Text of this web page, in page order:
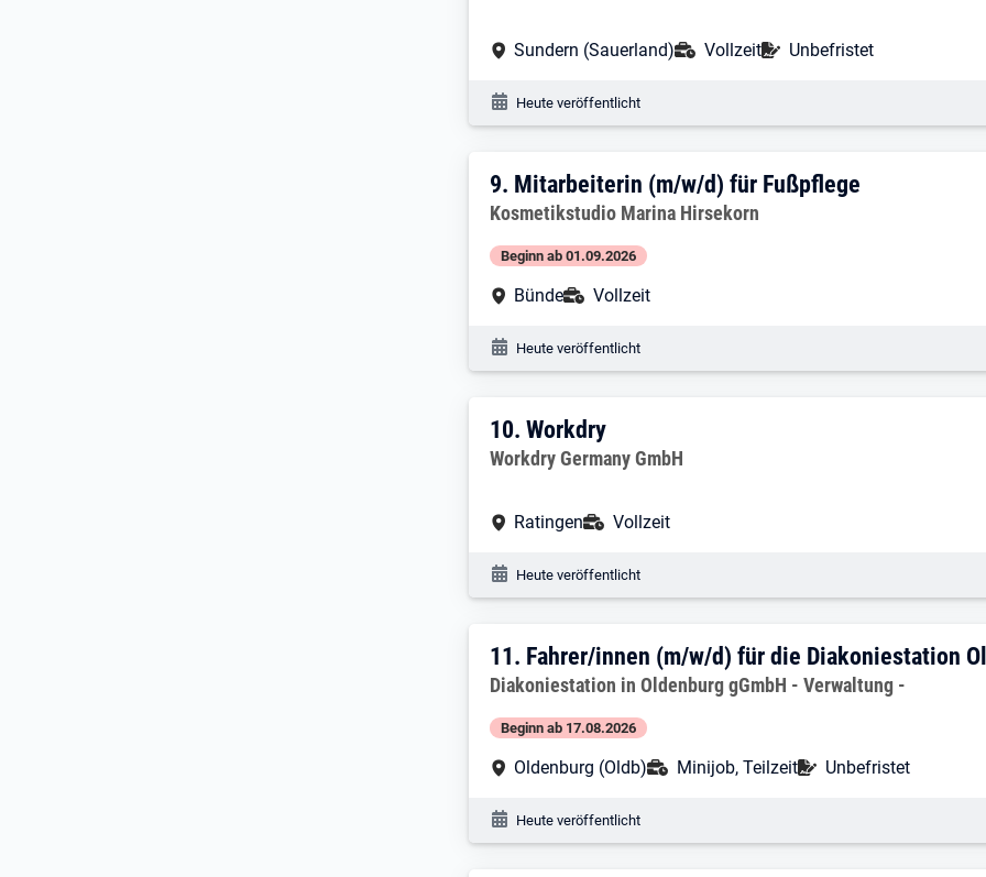
Arbeitsort:
Sundern (Sauerland) Anstellungsart:
Vollzeit Befristung:
Unbefristet
Veröffentlichungsdatum:
Heute veröffentlicht
9. Ergebnis: Mitarbeiterin (m/w/d) für
9. Mitarbeiterin (m/w/d) für Fußpflege
Arbeitgeber:
Kosmetikstudio Marina Hirsekorn
Beginn ab 01.09.2026
Arbeitsort:
Bünde Anstellungsart:
Vollzeit
Veröffentlichungsdatum:
Heute veröffentlicht
10. Ergebnis: Workdry
10.Workdry
Arbeitgeber:
Workdry Germany GmbH
Arbeitsort:
Ratingen Anstellungsart:
Vollzeit
Veröffentlichungsdatum:
Heute veröffentlicht
11. Ergebnis: Fahrer/innen (m/w/d) für
11. Fahrer/innen (m/w/d) für die Diakoniestation
Arbeitgeber:
Diakoniestation in Oldenburg gGmbH - Verwaltung -
Beginn ab 17.08.2026
Arbeitsort:
Oldenburg (Oldb) Anstellungsart:
Minijob, Teilzeit Befristung:
Unbefristet
Veröffentlichungsdatum:
Heute veröffentlicht